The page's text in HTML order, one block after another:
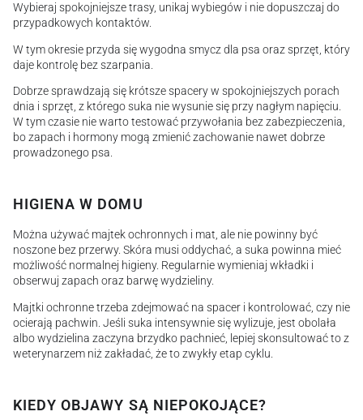
Wybieraj spokojniejsze trasy, unikaj wybiegów i nie dopuszczaj do
przypadkowych kontaktów.
W tym okresie przyda się wygodna smycz dla psa oraz sprzęt, który
daje kontrolę bez szarpania.
Dobrze sprawdzają się krótsze spacery w spokojniejszych porach
dnia i sprzęt, z którego suka nie wysunie się przy nagłym napięciu.
W tym czasie nie warto testować przywołania bez zabezpieczenia,
bo zapach i hormony mogą zmienić zachowanie nawet dobrze
prowadzonego psa.
HIGIENA W DOMU
Można używać majtek ochronnych i mat, ale nie powinny być
noszone bez przerwy. Skóra musi oddychać, a suka powinna mieć
możliwość normalnej higieny. Regularnie wymieniaj wkładki i
obserwuj zapach oraz barwę wydzieliny.
Majtki ochronne trzeba zdejmować na spacer i kontrolować, czy nie
ocierają pachwin. Jeśli suka intensywnie się wylizuje, jest obolała
albo wydzielina zaczyna brzydko pachnieć, lepiej skonsultować to z
weterynarzem niż zakładać, że to zwykły etap cyklu.
KIEDY OBJAWY SĄ NIEPOKOJĄCE?